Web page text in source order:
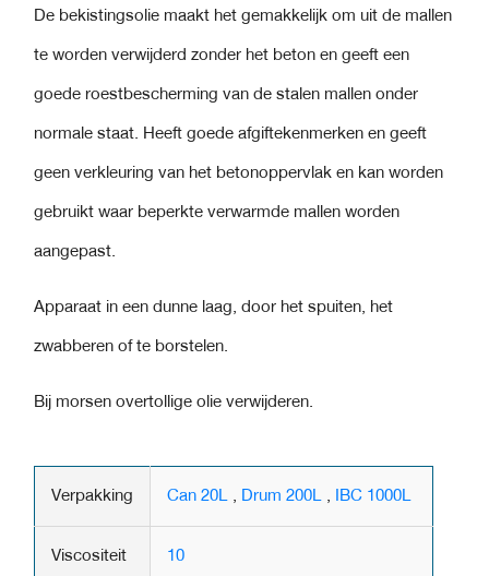
De bekistingsolie maakt het gemakkelijk om uit de mallen
te worden verwijderd zonder het beton engeeft een
goede roestbescherming van de stalen mallen onder
normale staat. Heeft goede afgiftekenmerken en geeft
geen verkleuring van het betonoppervlak en kan worden
gebruikt waar beperkte verwarmde mallen worden
aangepast.
Apparaat in een dunne laag, door het spuiten, het
zwabberenof te borstelen.
Bij morsen overtollige olie verwijderen.
Verpakking Can 20L , Drum 200L , IBC 1000L
Viscositeit 10